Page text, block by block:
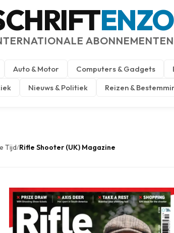
ENZO
ABONNEMENTEN
Auto & Motor Computers & Gadgets
Nieuws & Politiek Reizen &
Tijd/Rifle Shooter (UK) Magazine